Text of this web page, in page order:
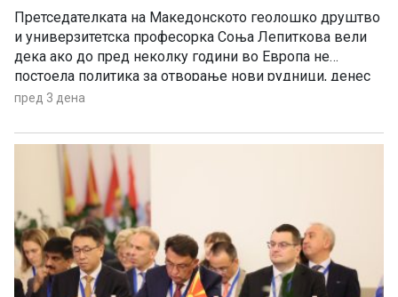
Претседателката на Македонското геолошко друштво
и универзитетска професорка Соња Лепиткова вели
дека ако до пред неколку години во Европа не
постоела политика за отворање нови рудници, денес
таа политика е апсолутно сменета и листата на
пред 3 дена